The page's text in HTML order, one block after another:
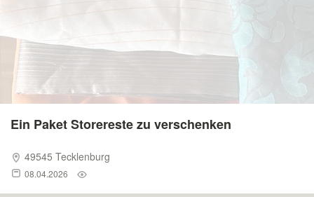
Ein Paket Storereste zu verschenken
49545 Tecklenburg
08.04.2026